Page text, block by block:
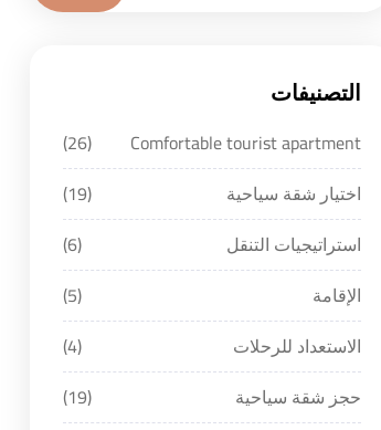
التصنيفات
Comfortable tourist apartment
(26)
اختيار شقة سياحية
(19)
استراتيجيات التنقل
(6)
الإقامة
(5)
الاستعداد للرحلات
(4)
حجز شقة سياحية
(19)